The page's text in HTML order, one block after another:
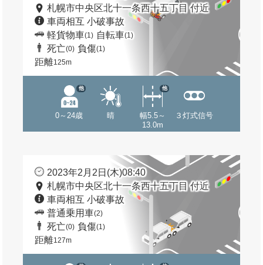
札幌市中央区北十一条西十五丁目 付近
車両相互 小破事故
軽貨物車(1) 自転車(1)
死亡(0) 負傷(1)
距離125m
0～24歳
他
晴
幅5.5～
13.0m
他
３灯式信号
2023年2月2日(木)08:40
札幌市中央区北十一条西十五丁目 付近
車両相互 小破事故
普通乗用車(2)
死亡(0) 負傷(1)
距離127m